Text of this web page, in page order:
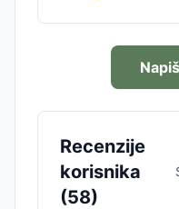
Recenzije
korisnika
(58)